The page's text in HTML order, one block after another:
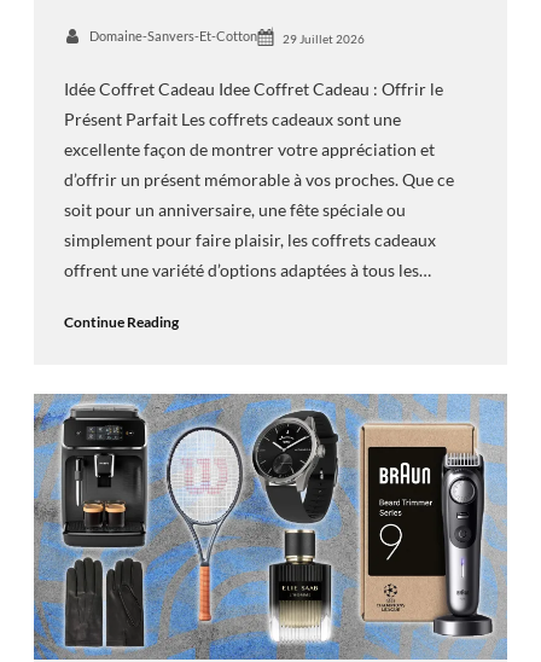
Domaine-Sanvers-Et-Cotton 29 Juillet 2026
Idée Coffret Cadeau Idee Coffret Cadeau : Offrir le
Présent Parfait Les coffrets cadeaux sont une
excellente façon de montrer votre appréciation et
d’offrir un présent mémorable à vos proches. Que ce
soit pour un anniversaire, une fête spéciale ou
simplement pour faire plaisir, les coffrets cadeaux
offrent une variété d’options adaptées à tous les…
Continue Reading